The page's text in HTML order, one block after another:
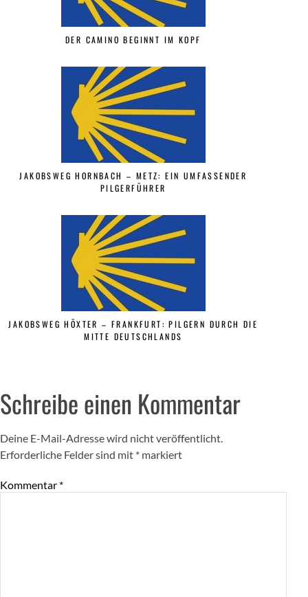
DER CAMINO BEGINNT IM KOPF
JAKOBSWEG HORNBACH – METZ: EIN UMFASSENDER
PILGERFÜHRER
JAKOBSWEG HÖXTER – FRANKFURT: PILGERN DURCH DIE
MITTE DEUTSCHLANDS
Schreibe einen Kommentar
Deine E-Mail-Adresse wird nicht veröffentlicht.
Erforderliche Felder sind mit * markiert
Kommentar *